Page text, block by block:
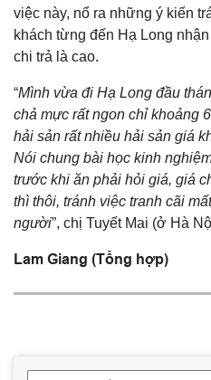
việc này, nổ ra những ý kiến
khách từng đến Hạ Long
chi trả là cao.
“Mình vừa đi Hạ Long đầu
chả mực rất ngon chỉ khoảng
hải sản rất nhiều hải sản giá
Nói chung bài học kinh
trước khi ăn phải hỏi giá, giá
thì thôi, tránh việc tranh cãi
người”, chị Tuyết Mai (ở Hà
Lam Giang (Tổng hợp)